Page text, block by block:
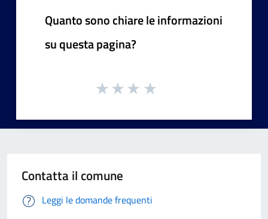
Quanto sono chiare le informazioni
su questa pagina?
Contatta il comune
Leggi le domande frequenti